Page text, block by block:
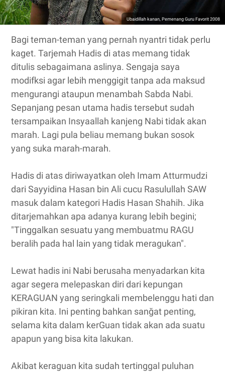
Ubaidillah kanan, Pemenang Guru Favorit 2008
Bagi teman-teman yang pernah nyantri tidak perlu
kaget. Tarjemah Hadis di atas memang tidak
ditulis sebagaimana aslinya. Sengaja saya
modifksi agar lebih menggigit tanpa ada maksud
mengurangi ataupun menambah Sabda Nabi.
Sepanjang pesan utama hadis tersebut sudah
tersampaikan Insyaallah kanjeng Nabi tidak akan
marah. Lagi pula beliau memang bukan sosok
yang suka marah-marah.
Hadis di atas diriwayatkan oleh Imam Atturmudzi
dari Sayyidina Hasan bin Ali cucu Rasulullah SAW
masuk dalam kategori Hadis Hasan Shahih. Jika
ditarjemahkan apa adanya kurang lebih begini;
"Tinggalkan sesuatu yang membuatmu RAGU
beralih pada hal lain yang tidak meragukan".
Lewat hadis ini Nabi berusaha menyadarkan kita
agar segera melepaskan diri dari kepungan
KERAGUAN yang seringkali membelenggu hati dan
pikiran kita. Ini penting bahkan sanğat penting,
selama kita dalam kerGuan tidak akan ada suatu
apapun yang bisa kita lakukan.
Akibat keraguan kita sudah tertinggal puluhan